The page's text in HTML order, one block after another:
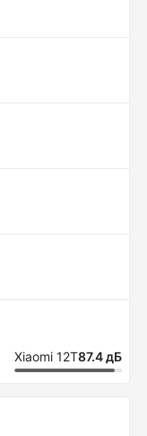
Xiaomi 12T87.4 дБ